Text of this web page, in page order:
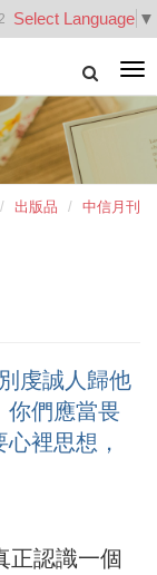
Select Language ▼
出版品 中信月刊
虔誠人歸他
你們應當畏
裡思想，
認識一個